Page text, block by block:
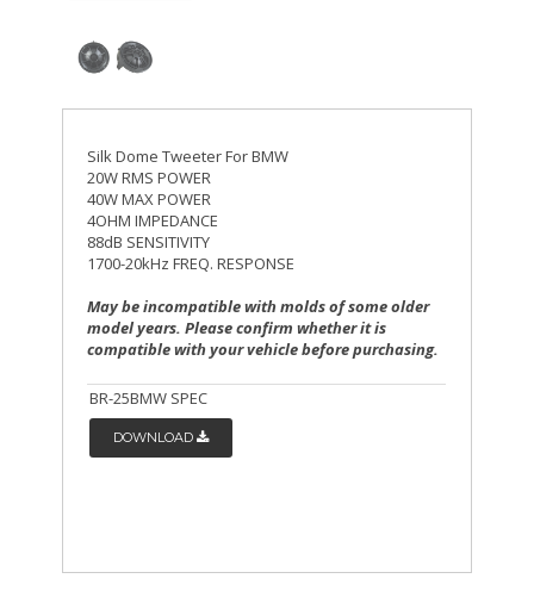
Silk Dome Tweeter For BMW
20W RMS POWER
40W MAX POWER
4OHM IMPEDANCE
88dB SENSITIVITY
1700-20kHz FREQ. RESPONSE
May be incompatible with molds of some older
model years. Please confirm whether it is
compatible with your vehicle before purchasing.
BR-25BMW SPEC
DOWNLOAD